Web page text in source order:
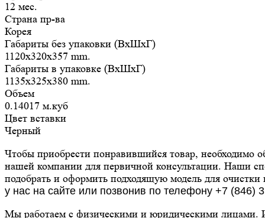
12 мес.
Страна пр-ва
Корея
Габариты без упаковки (ВxШxГ)
1120x320x357 mm.
Габариты в упаковке (ВxШxГ)
1135x325x380 mm.
Объем
0.14017 м.куб
Цвет вставки
Черный
Чтобы приобрести понравившийся товар, необходимо
нашей компании для первичной консультации. Наши
подобрать и оформить подходящую модель для
у нас на сайте или позвонив по телефону +7 (846)
Мы работаем с физическими и юридическими лицами.